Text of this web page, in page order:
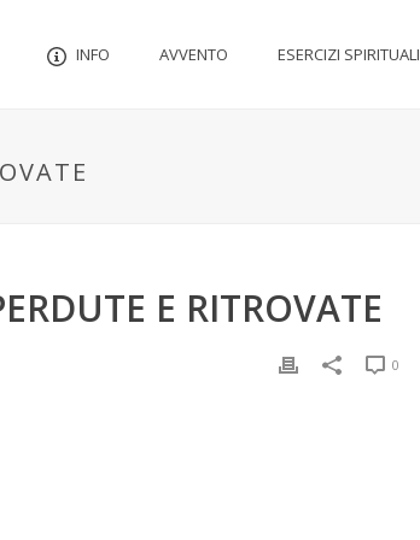
INFO AVVENTO ESERCIZI SPIRITUALI
E RITROVATE
0